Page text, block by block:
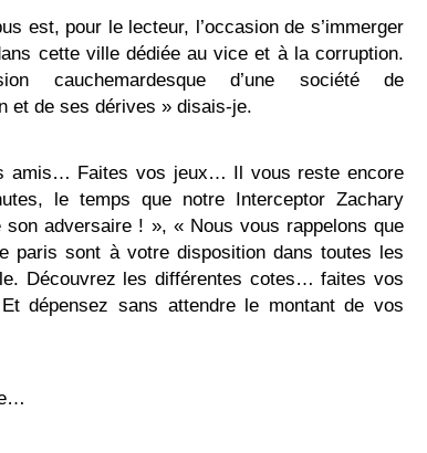
est, pour le lecteur, l’occasion de s’immerger
cette ville dédiée au vice et à la corruption.
cauchemardesque d’une société de
et de ses dérives » disais-je.
amis… Faites vos jeux… Il vous reste encore
le temps que notre Interceptor Zachary
son adversaire ! », « Nous vous rappelons que
paris sont à votre disposition dans toutes les
Découvrez les différentes cotes… faites vos
dépensez sans attendre le montant de vos